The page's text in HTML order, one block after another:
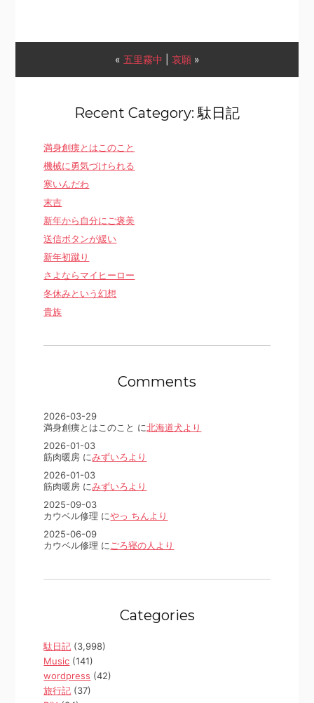
« 五里霧中 哀願»
Recent Category: 駄日記
満身創痍とはこのこと
機械に勇気づけられる
寒いんだわ
末吉
新年から自分にご褒美
送信ボタンが緩い
新年初蹴り
さよならマイヒーロー
冬休みという幻想
貴族
Comments
2026-03-29
満身創痍とはこのこと に北海道犬より
2026-01-03
筋肉暖房 にみずいろより
2026-01-03
筋肉暖房 にみずいろより
2025-09-03
カウベル修理 にやっ ちんより
2025-06-09
カウベル修理 に ごろ寝の人より
Categories
駄日記 (3,998)
Music (141)
wordpress (42)
旅行記 (37)